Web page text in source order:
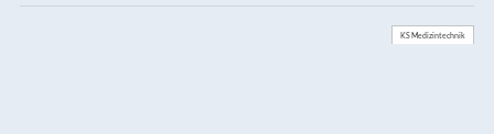
KS Medizintechnik